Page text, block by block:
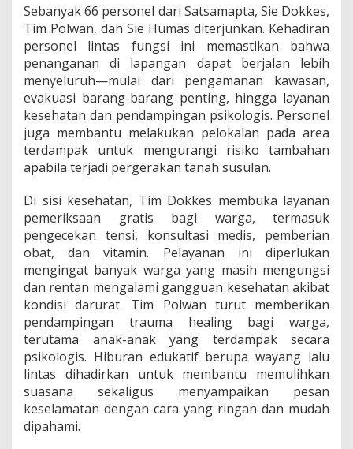
g
d
L
o
a
i
B
e
n
a
n
a
T
n
a
h
B
e
r
e
r
a
k
Sebanyak 66 personel dari Satsamapta, Sie Dokkes,
Tim Polwan, dan Sie Humas diterjunkan. Kehadiran
personel lintas fungsi ini memastikan bahwa
penanganan di lapangan dapat berjalan lebih
menyeluruh—mulai dari pengamanan kawasan,
evakuasi barang-barang penting, hingga layanan
kesehatan dan pendampingan psikologis. Personel
juga membantu melakukan pelokalan pada area
terdampak untuk mengurangi risiko tambahan
apabila terjadi pergerakan tanah susulan.
Di sisi kesehatan, Tim Dokkes membuka layanan
pemeriksaan gratis bagi warga, termasuk
pengecekan tensi, konsultasi medis, pemberian
obat, dan vitamin. Pelayanan ini diperlukan
mengingat banyak warga yang masih mengungsi
dan rentan mengalami gangguan kesehatan akibat
kondisi darurat. Tim Polwan turut memberikan
pendampingan trauma healing bagi warga,
terutama anak-anak yang terdampak secara
psikologis. Hiburan edukatif berupa wayang lalu
lintas dihadirkan untuk membantu memulihkan
suasana sekaligus menyampaikan pesan
keselamatan dengan cara yang ringan dan mudah
dipahami.